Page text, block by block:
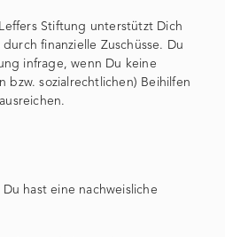
Stiftung unterstützt Dich
finanzielle Zuschüsse. Du
infrage, wenn Du keine
bzw. sozialrechtlichen) Beihilfen
Du hast eine nachweisliche